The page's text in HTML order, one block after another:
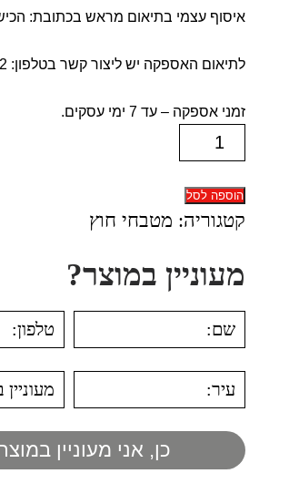
איסוף עצמי בתיאום מראש בכתובת: הכישור 5,
לתיאום האספקה יש ליצור קשר בטלפון: 08-6729672.
זמני אספקה – עד 7 ימי עסקים.
כמות
של
מטבח
חוץ
Volcan
Premium
Black
הוספה לסל
קטגוריה: מטבחי חוץ
מעוניין במוצר?